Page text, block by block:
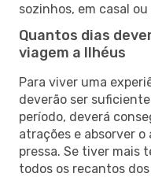
sozinhos, em casal
Quantos dias
viagem a Ilhéus
Para viver uma
deverão ser
período, deverá
atrações e absorver
pressa. Se tiver mais
todos os recantos